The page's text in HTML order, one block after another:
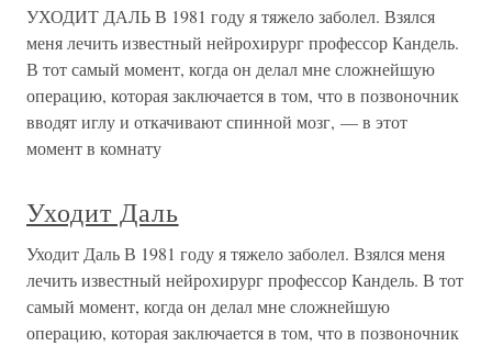
УХОДИТ ДАЛЬ В 1981 году я тяжело заболел. Взялся
меня лечить известный нейрохирург профессор Кандель.
В тот самый момент, когда он делал мне сложнейшую
операцию, которая заключается в том, что в позвоночник
вводят иглу и откачивают спинной мозг, — в этот
момент в комнату
Уходит Даль
Уходит Даль В 1981 году я тяжело заболел. Взялся меня
лечить известный нейрохирург профессор Кандель. В тот
самый момент, когда он делал мне сложнейшую
операцию, которая заключается в том, что в позвоночник